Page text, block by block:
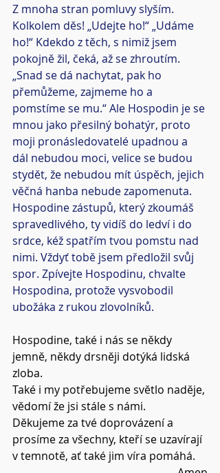
Z mnoha stran pomluvy slyším.
Kolkolem děs! „Udejte ho!“ „Udáme
ho!“ Kdekdo z těch, s nimiž jsem
pokojně žil, čeká, až se zhroutím.
„Snad se dá nachytat, pak ho
přemůžeme, zajmeme ho a
pomstíme se mu.“ Ale Hospodin je se
mnou jako přesilný bohatýr, proto
moji pronásledovatelé upadnou a
dál nebudou moci, velice se budou
stydět, že nebudou mít úspěch, jejich
věčná hanba nebude zapomenuta.
Hospodine zástupů, který zkoumáš
spravedlivého, ty vidíš do ledví i do
srdce, kéž spatřím tvou pomstu nad
nimi. Vždyť tobě jsem předložil svůj
spor. Zpívejte Hospodinu, chvalte
Hospodina, protože vysvobodil
ubožáka z rukou zlovolníků.
Hospodine, také i nás se někdy
jemně, někdy drsněji dotýká lidská
zloba.
Také i my potřebujeme světlo naděje,
vědomí že jsi stále s námi.
Děkujeme za tvé doprovázení a
prosíme za všechny, kteří se uzavírají
v temnotě, ať také jim víra pomáhá.